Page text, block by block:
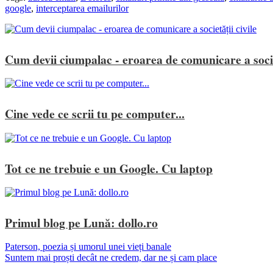
google, interceptarea emailurilor
Cum devii ciumpalac - eroarea de comunicare a
Cine vede ce scrii tu pe computer...
Tot ce ne trebuie e un Google. Cu laptop
Primul blog pe Lună: dollo.ro
Paterson, poezia și umorul unei vieți banale
Suntem mai proști decât ne credem, dar ne și cam place